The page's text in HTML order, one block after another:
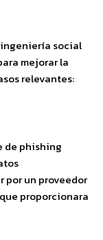
social
mejorar la
relevantes:
de phishing
por un proveedor
proporcionara